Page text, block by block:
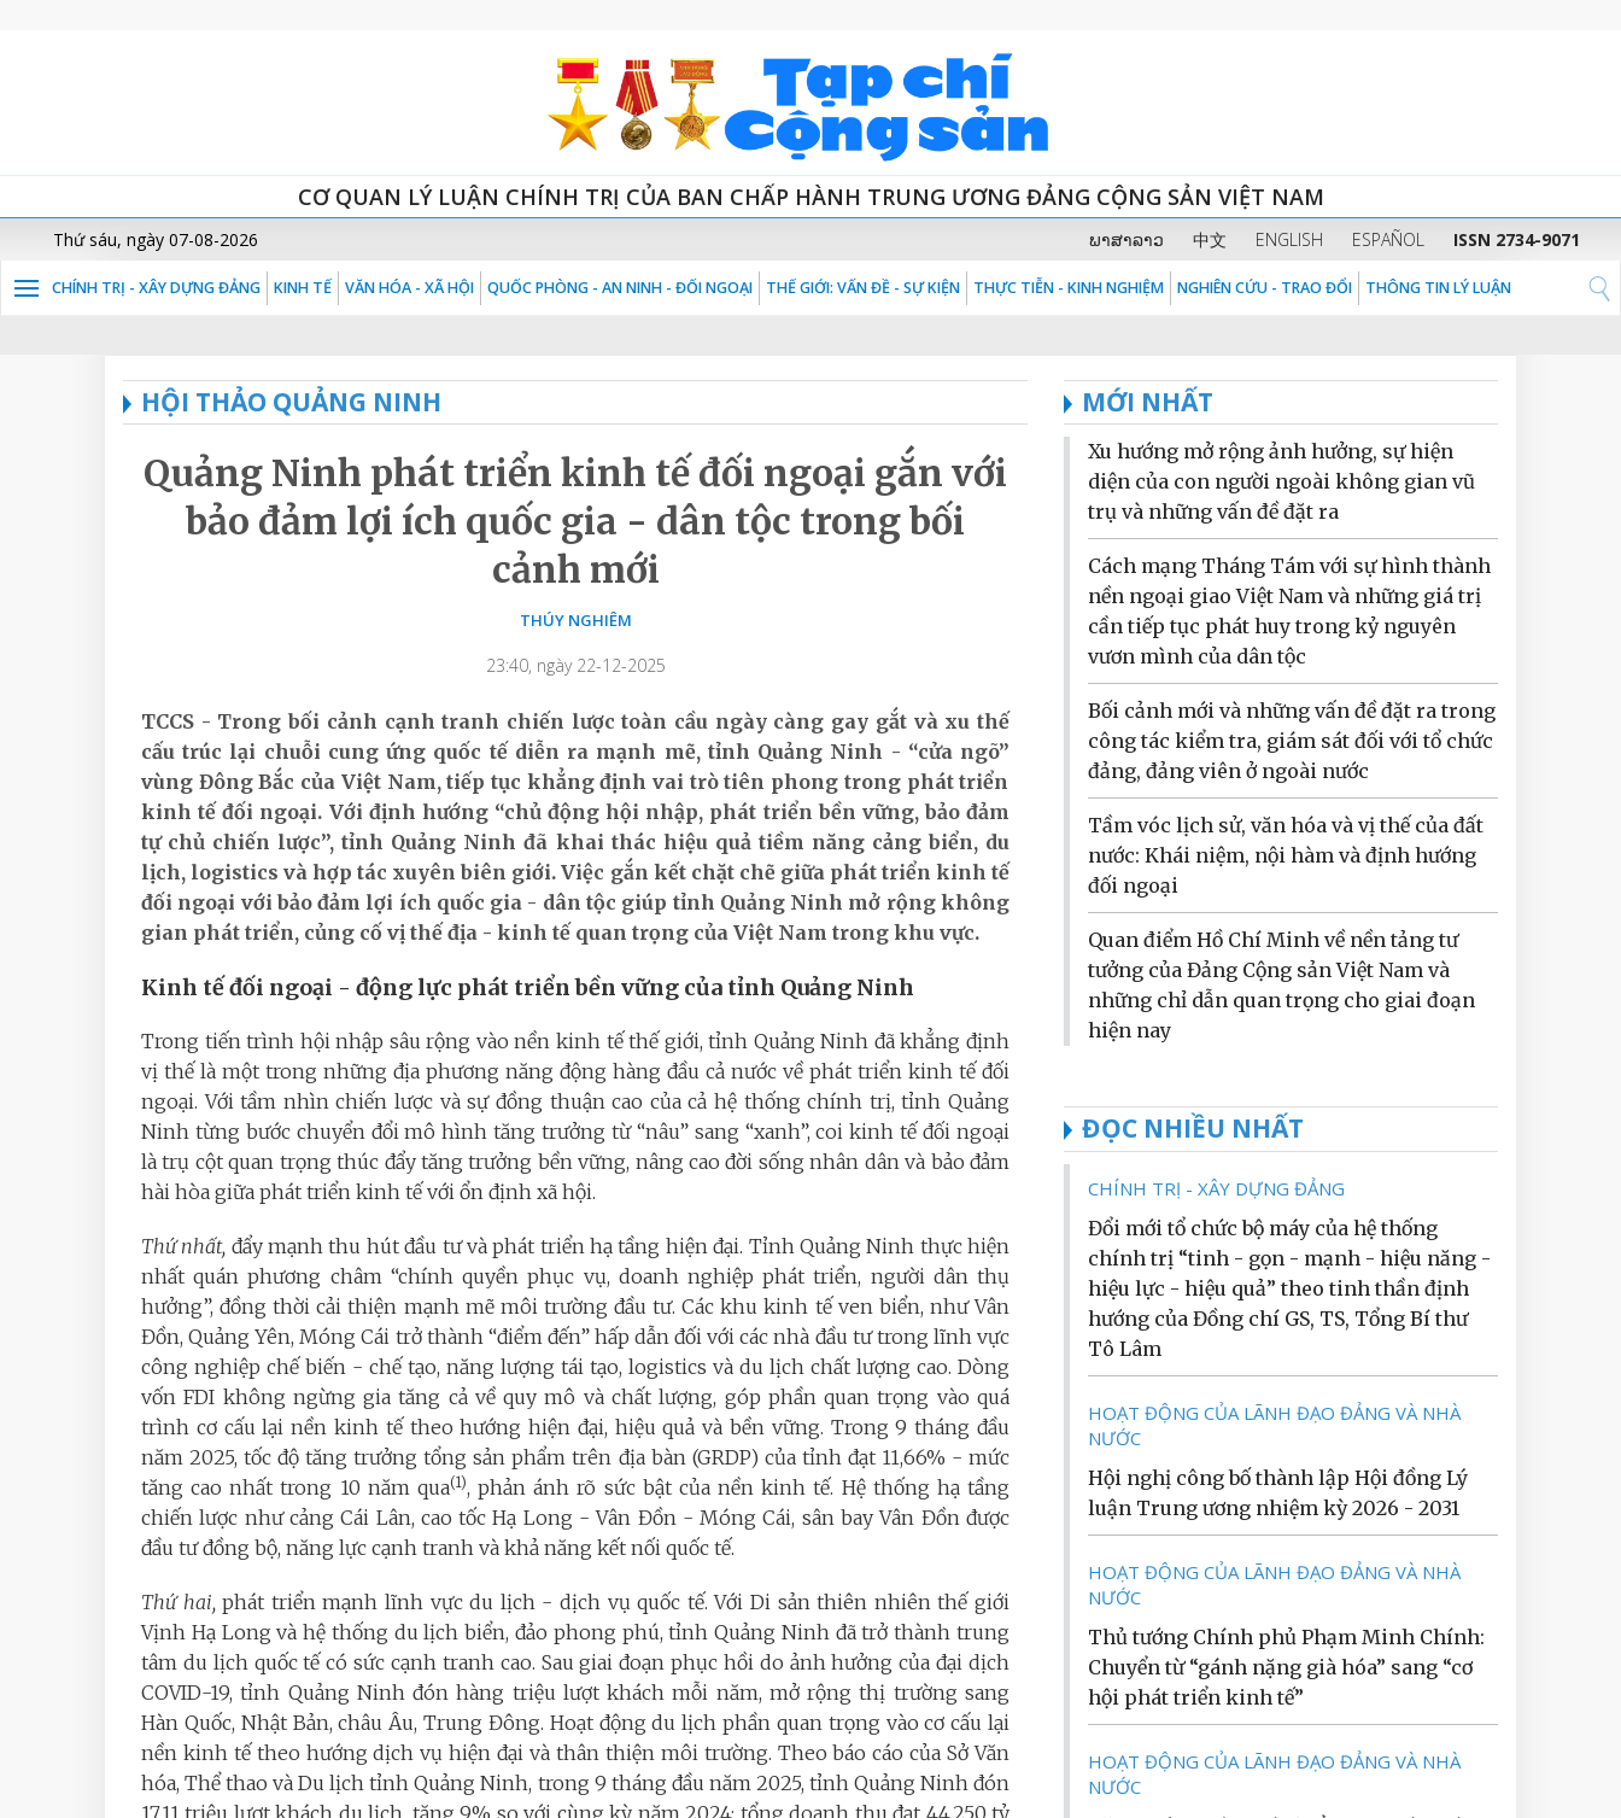
CƠ QUAN LÝ LUẬN CHÍNH TRỊ CỦA BAN CHẤP HÀNH TRUNG ƯƠNG ĐẢNG CỘNG SẢN VIỆT NAM
Thứ sáu, ngày 07-08-2026 ພາສາລາວ 中文 ENGLISH ESPAÑOL ISSN 2734-9071
CHÍNH TRỊ - XÂY DỰNG ĐẢNG KINH TẾ VĂN HÓA - XÃ HỘI QUỐC PHÒNG - AN NINH - ĐỐI NGOẠI THẾ GIỚI: VẤN ĐỀ - SỰ KIỆN THỰC TIỄN - KINH NGHIỆM NGHIÊN CỨU - TRAO ĐỔI THÔNG TIN LÝ LUẬN
HỘI THẢO QUẢNG NINH
Quảng Ninh phát triển kinh tế đối ngoại gắn với
bảo đảm lợi ích quốc gia - dân tộc trong bối
cảnh mới
THÚY NGHIÊM
23:40, ngày 22-12-2025
TCCS - Trong bối cảnh cạnh tranh chiến lược toàn cầu ngày càng gay gắt và xu thế
cấu trúc lại chuỗi cung ứng quốc tế diễn ra mạnh mẽ, tỉnh Quảng Ninh - “cửa ngõ”
vùng Đông Bắc của Việt Nam, tiếp tục khẳng định vai trò tiên phong trong phát triển
kinh tế đối ngoại. Với định hướng “chủ động hội nhập, phát triển bền vững, bảo đảm
tự chủ chiến lược”, tỉnh Quảng Ninhđã khai thác hiệu quả tiềm năng cảng biển, du
lịch, logistics và hợp tác xuyên biên giới. Việc gắn kết chặt chẽ giữa phát triển kinh tế
đối ngoại với bảo đảm lợi ích quốc gia - dân tộc giúp tỉnh Quảng Ninh mở rộng không
gian phát triển, củng cố vị thế địa - kinh tế quan trọng của Việt Nam trong khu vực.
Kinh tế đối ngoại - động lực phát triển bền vững của tỉnh Quảng Ninh
Trong tiến trình hội nhập sâu rộng vào nền kinh tế thế giới, tỉnh Quảng Ninh đã khẳng định
vị thế là một trong những địa phương năng động hàng đầu cả nước về phát triển kinh tế đối
ngoại. Với tầm nhìn chiến lược và sự đồng thuận cao của cả hệ thống chính trị, tỉnh Quảng
Ninh từng bước chuyển đổi mô hình tăng trưởng từ “nâu” sang “xanh”, coi kinh tế đối ngoại
là trụ cột quan trọng thúc đẩy tăng trưởng bền vững, nâng cao đời sống nhân dân và bảo đảm
hài hòa giữa phát triển kinh tế với ổn định xã hội.
Thứ nhất, đẩy mạnh thu hút đầu tư và phát triển hạ tầng hiện đại. Tỉnh Quảng Ninh thực hiện
nhất quán phương châm “chính quyền phục vụ, doanh nghiệp phát triển, người dân thụ
hưởng”, đồng thời cải thiện mạnh mẽ môi trường đầu tư. Các khu kinh tế ven biển, như Vân
Đồn, Quảng Yên, Móng Cái trở thành “điểm đến” hấp dẫn đối với các nhà đầu tư trong lĩnh vực
công nghiệp chế biến - chế tạo, năng lượng tái tạo, logistics và du lịch chất lượng cao. Dòng
vốn FDI không ngừng gia tăng cả về quy mô và chất lượng, góp phần quan trọng vào quá
trình cơ cấu lại nền kinh tế theo hướng hiện đại, hiệu quả và bền vững. Trong 9 tháng đầu
năm 2025, tốc độ tăng trưởng tổng sản phẩm trên địa bàn (GRDP) của tỉnh đạt 11,66% - mức
tăng cao nhất trong 10 năm qua(1), phản ánh rõ sức bật của nền kinh tế. Hệ thống hạ tầng
chiến lược như cảng Cái Lân, cao tốc Hạ Long - Vân Đồn - Móng Cái, sân bay Vân Đồn được
đầu tư đồng bộ, năng lực cạnh tranh và khả năng kết nối quốc tế.
Thứ hai,phát triển mạnh lĩnh vực du lịch - dịch vụ quốc tế. Với Di sản thiên nhiên thế giới
Vịnh Hạ Long và hệ thống du lịch biển, đảo phong phú, tỉnh Quảng Ninh đã trở thành trung
tâm du lịch quốc tế có sức cạnh tranh cao. Sau giai đoạn phục hồi do ảnh hưởng của đại dịch
COVID-19, tỉnh Quảng Ninh đón hàng triệu lượt khách mỗi năm, mở rộng thị trường sang
Hàn Quốc, Nhật Bản, châu Âu, Trung Đông. Hoạt động du lịch phần quan trọng vào cơ cấu lại
nền kinh tế theo hướng dịch vụ hiện đại và thân thiện môi trường. Theo báo cáo của Sở Văn
hóa, Thể thao và Du lịch tỉnh Quảng Ninh, trong 9 tháng đầu năm 2025, tỉnh Quảng Ninh đón
17,11 triệu lượt khách du lịch, tăng 9% so với cùng kỳ năm 2024; tổng doanh thu đạt 44.250 tỷ
MỚI NHẤT
Xu hướng mở rộng ảnh hưởng, sự hiện
diện của con người ngoài không gian vũ
trụ và những vấn đề đặt ra
Cách mạng Tháng Tám với sự hình thành
nền ngoại giao Việt Nam và những giá trị
cần tiếp tục phát huy trong kỷ nguyên
vươn mình của dân tộc
Bối cảnh mới và những vấn đề đặt ra trong
công tác kiểm tra, giám sát đối với tổ chức
đảng, đảng viên ở ngoài nước
Tầm vóc lịch sử, văn hóa và vị thế của đất
nước: Khái niệm, nội hàm và định hướng
đối ngoại
Quan điểm Hồ Chí Minh về nền tảng tư
tưởng của Đảng Cộng sản Việt Nam và
những chỉ dẫn quan trọng cho giai đoạn
hiện nay
ĐỌC NHIỀU NHẤT
CHÍNH TRỊ - XÂY DỰNG ĐẢNG
Đổi mới tổ chức bộ máy của hệ thống
chính trị “tinh - gọn - mạnh - hiệu năng -
hiệu lực - hiệu quả” theo tinh thần định
hướng của Đồng chí GS, TS, Tổng Bí thư
Tô Lâm
HOẠT ĐỘNG CỦA LÃNH ĐẠO ĐẢNG VÀ NHÀ
NƯỚC
Hội nghị công bố thành lập Hội đồng Lý
luận Trung ương nhiệm kỳ 2026 - 2031
HOẠT ĐỘNG CỦA LÃNH ĐẠO ĐẢNG VÀ NHÀ
NƯỚC
Thủ tướng Chính phủ Phạm Minh Chính:
Chuyển từ “gánh nặng già hóa” sang “cơ
hội phát triển kinh tế”
HOẠT ĐỘNG CỦA LÃNH ĐẠO ĐẢNG VÀ NHÀ
NƯỚC